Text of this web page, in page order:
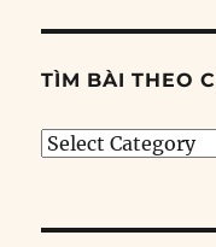
TÌM BÀI THEO
Tìm